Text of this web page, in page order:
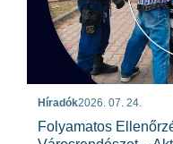
Híradók2026. 07. 24.
Folyamatos